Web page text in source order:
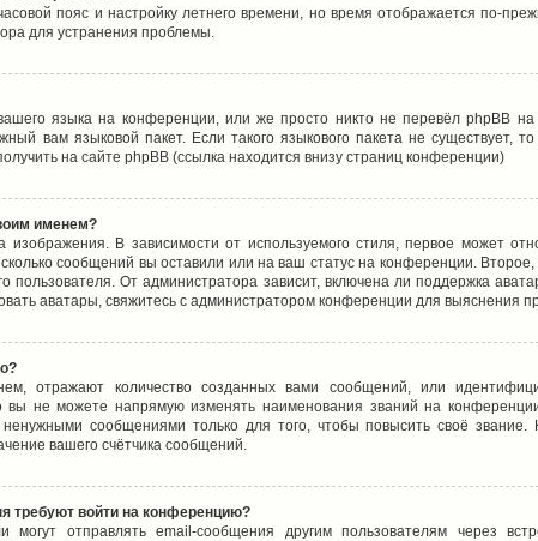
пояс и настройку летнего времени, но время отображается по-
для устранения проблемы.
языка на конференции, или же просто никто не перевёл phpBB
вам языковой пакет. Если такого языкового пакета не существует,
на сайте phpBB (ссылка находится внизу страниц конференции)
именем?
В зависимости от используемого стиля, первое может
сообщений вы оставили или на ваш статус на конференции.
пользователя. От администратора зависит, включена ли поддержка
аватары, свяжитесь с администратором конференции для выяснения
отражают количество созданных вами сообщений, или
не можете напрямую изменять наименования званий на
сообщениями только для того, чтобы повысить своё
вашего счётчика сообщений.
требуют войти на конференцию?
могут отправлять email-сообщения другим пользователям через